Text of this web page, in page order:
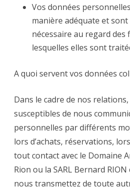
Vos données
manière adéquate et
nécessaire au regard
lesquelles elles sont
A quoi servent vos données
Dans le cadre de nos
susceptibles de nous
personnelles par différents
lors d’achats, réservations,
tout contact avec le Domaine
Rion ou la SARL Bernard
nous transmettez de toute